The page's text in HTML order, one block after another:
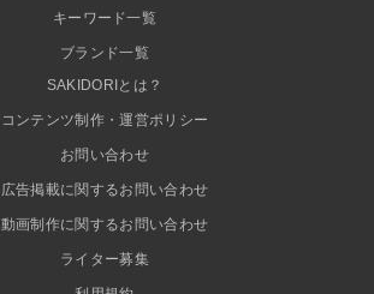
キーワード一覧
ブランド一覧
SAKIDORIとは？
コンテンツ制作・運営ポリシー
お問い合わせ
広告掲載に関するお問い合わせ
動画制作に関するお問い合わせ
ライター募集